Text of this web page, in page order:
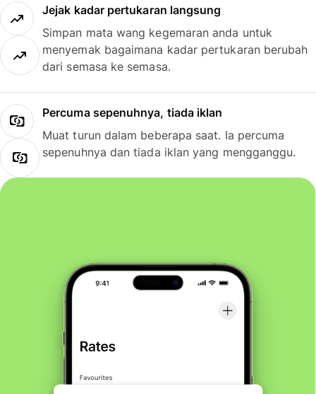
Jejak kadar pertukaran langsung
Simpan mata wang kegemaran anda untuk
menyemak bagaimana kadar pertukaran berubah
dari semasa ke semasa.
Percuma sepenuhnya, tiada iklan
Muat turun dalam beberapa saat. Ia percuma
sepenuhnya dan tiada iklan yang mengganggu.